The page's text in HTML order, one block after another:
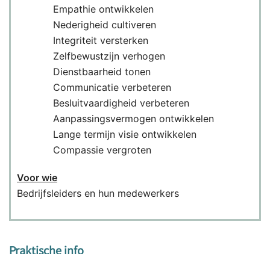
Empathie ontwikkelen
Nederigheid cultiveren
Integriteit versterken
Zelfbewustzijn verhogen
Dienstbaarheid tonen
Communicatie verbeteren
Besluitvaardigheid verbeteren
Aanpassingsvermogen ontwikkelen
Lange termijn visie ontwikkelen
Compassie vergroten
Voor wie
Bedrijfsleiders en hun medewerkers